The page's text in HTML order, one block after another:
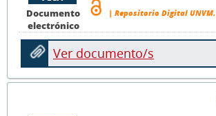
Documento
electrónico
| Repositorio Digital UNVM.
Ver documento/s